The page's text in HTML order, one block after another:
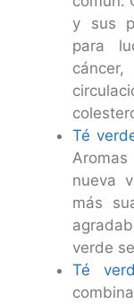
y sus
para
Té
nueva
más
verde
Té